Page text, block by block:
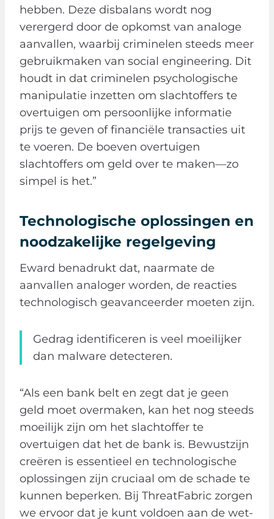
hebben. Deze disbalans wordt nog
verergerd door de opkomst van analoge
aanvallen, waarbij criminelen steeds meer
gebruikmaken van social engineering. Dit
houdt in dat criminelen psychologische
manipulatie inzetten om slachtoffers te
overtuigen om persoonlijke informatie
prijs te geven of financiële transacties uit
te voeren. De boeven overtuigen
slachtoffers om geld over te maken—zo
simpel is het.”
Technologische oplossingen en
noodzakelijke regelgeving
Eward benadrukt dat, naarmate de
aanvallen analoger worden, de reacties
technologisch geavanceerder moeten zijn.
Gedrag identificeren is veel moeilijker
dan malware detecteren.
“Als een bank belt en zegt dat je geen
geld moet overmaken, kan het nog steeds
moeilijk zijn om het slachtoffer te
overtuigen dat het de bank is. Bewustzijn
creëren is essentieel en technologische
oplossingen zijn cruciaal om de schade te
kunnen beperken. Bij ThreatFabric zorgen
we ervoor dat je kunt voldoen aan de wet-